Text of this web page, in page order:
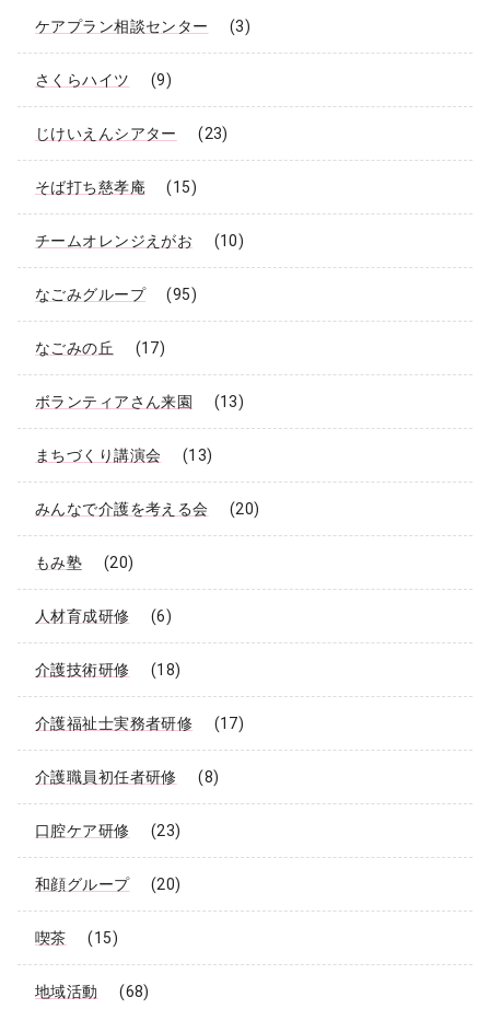
ケアプラン相談センター (3)
さくらハイツ (9)
じけいえんシアター (23)
そば打ち慈孝庵 (15)
チームオレンジえがお (10)
なごみグループ (95)
なごみの丘 (17)
ボランティアさん来園 (13)
まちづくり講演会 (13)
みんなで介護を考える会 (20)
もみ塾 (20)
人材育成研修 (6)
介護技術研修 (18)
介護福祉士実務者研修 (17)
介護職員初任者研修 (8)
口腔ケア研修 (23)
和顔グループ (20)
喫茶 (15)
地域活動 (68)